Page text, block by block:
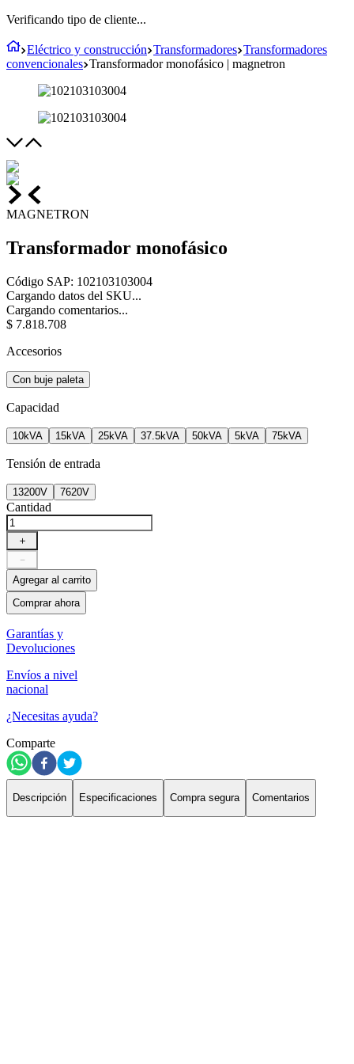
Verificando tipo de cliente...
Eléctrico y construcción Transformadores Transformadores
convencionales Transformador monofásico | magnetron
MAGNETRON
Transformador monofásico
Código SAP: 102103103004
Cargando datos del SKU...
Cargando comentarios...
$ 7.818.708
Accesorios
Con buje paleta
Capacidad
10kVA 15kVA 25kVA 37.5kVA 50kVA 5kVA 75kVA
Tensión de entrada
13200V 7620V
Cantidad
＋
－
Agregar al carrito
Comprar ahora
Garantías y
Devoluciones
Envíos a nivel
nacional
¿Necesitas ayuda?
Comparte
Descripción Especificaciones Compra segura Comentarios